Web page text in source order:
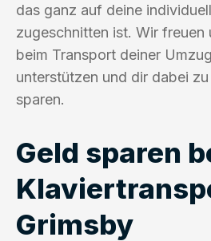
das ganz auf deine
zugeschnitten ist. Wir freuen
beim Transport deiner
unterstützen und dir dabei
sparen.
Geld sparen
Grimsby